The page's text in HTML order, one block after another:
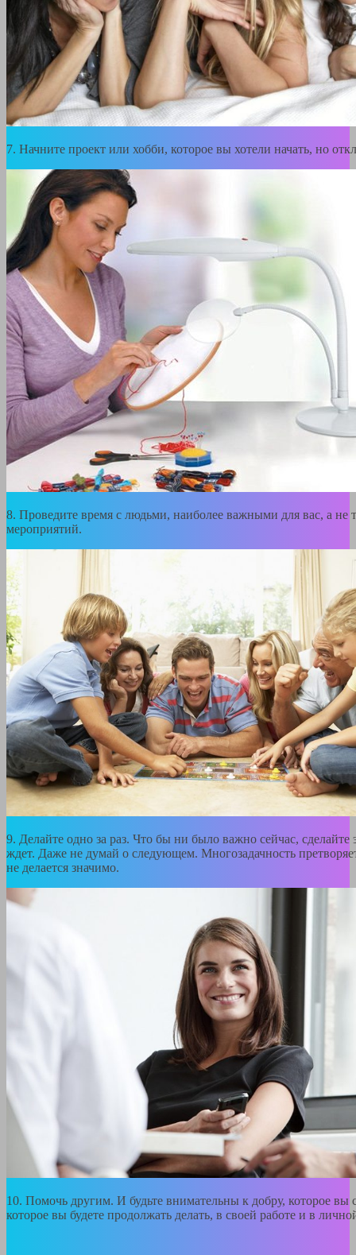
7. Начните проект или хобби, которое вы хотели начать, но
8. Проведите время с людьми, наиболее важными для вас, а не
мероприятий.
9. Делайте одно за раз. Что бы ни было важно сейчас, сделайте
ждет. Даже не думай о следующем. Многозадачность
не делается значимо.
10. Помочь другим. И будьте внимательны к добру, которое вы
которое вы будете продолжать делать, в своей работе и в